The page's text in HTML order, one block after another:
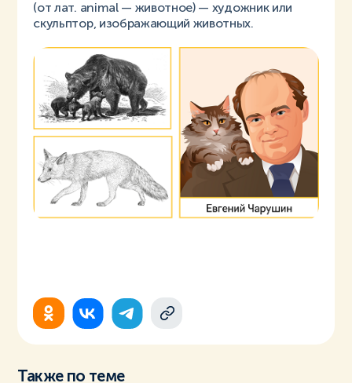
(от лат. animal — животное) — художник или
скульптор, изображающий животных.
Также по теме